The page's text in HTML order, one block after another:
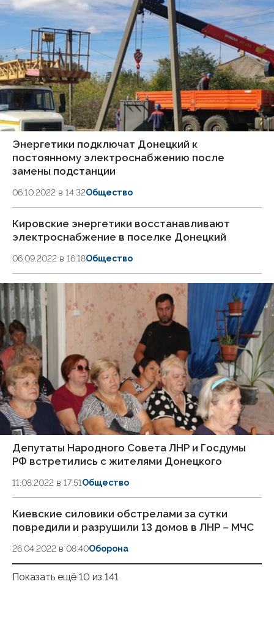
Энергетики подключат Донецкий к
постоянному электроснабжению после
замены подстанции
06.10.2022 в 14:32Общество
Кировские энергетики восстанавливают
электроснабжение в поселке Донецкий
06.09.2022 в 16:18Общество
Депутаты Народного Совета ЛНР и Госдумы
РФ встретились с жителями Донецкого
11.08.2022 в 17:51Общество
Киевские силовики обстрелами за сутки
повредили и разрушили 13 домов в ЛНР – МЧС
26.04.2022 в 08:40Оборона
Показать ещё 10 из 141